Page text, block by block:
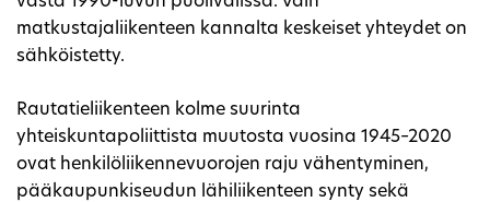
matkustajaliikenteen kannalta keskeiset yhteydet on
sähköistetty.
Rautatieliikenteen kolme suurinta
yhteiskuntapoliittista muutosta vuosina 1945–2020
ovat henkilöliikennevuorojen raju vähentyminen,
pääkaupunkiseudun lähiliikenteen synty sekä